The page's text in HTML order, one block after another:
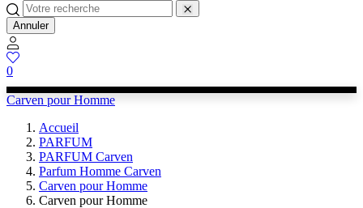
Annuler
0
Carven pour Homme
Accueil
PARFUM
PARFUM Carven
Parfum Homme Carven
Carven pour Homme
Carven pour Homme